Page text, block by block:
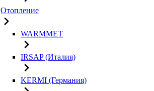
Отопление
WARMMET
IRSAP (Италия)
KERMI (Германия)